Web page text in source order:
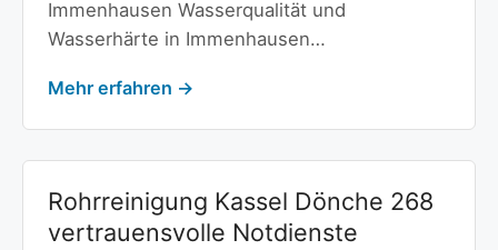
Immenhausen Wasserqualität und
Wasserhärte in Immenhausen…
Mehr erfahren →
Rohrreinigung Kassel Dönche 268
vertrauensvolle Notdienste